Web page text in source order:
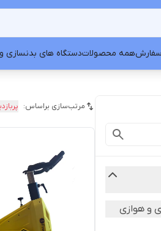
همه محصولاتدستگاه های بدنسازی
و هوازی
مرتب‌سازی براساس: